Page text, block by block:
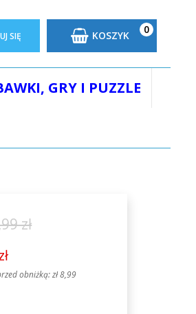
SIĘ KOSZYK 0
GRY I PUZZLE
zł
obniżką:zł 8,99